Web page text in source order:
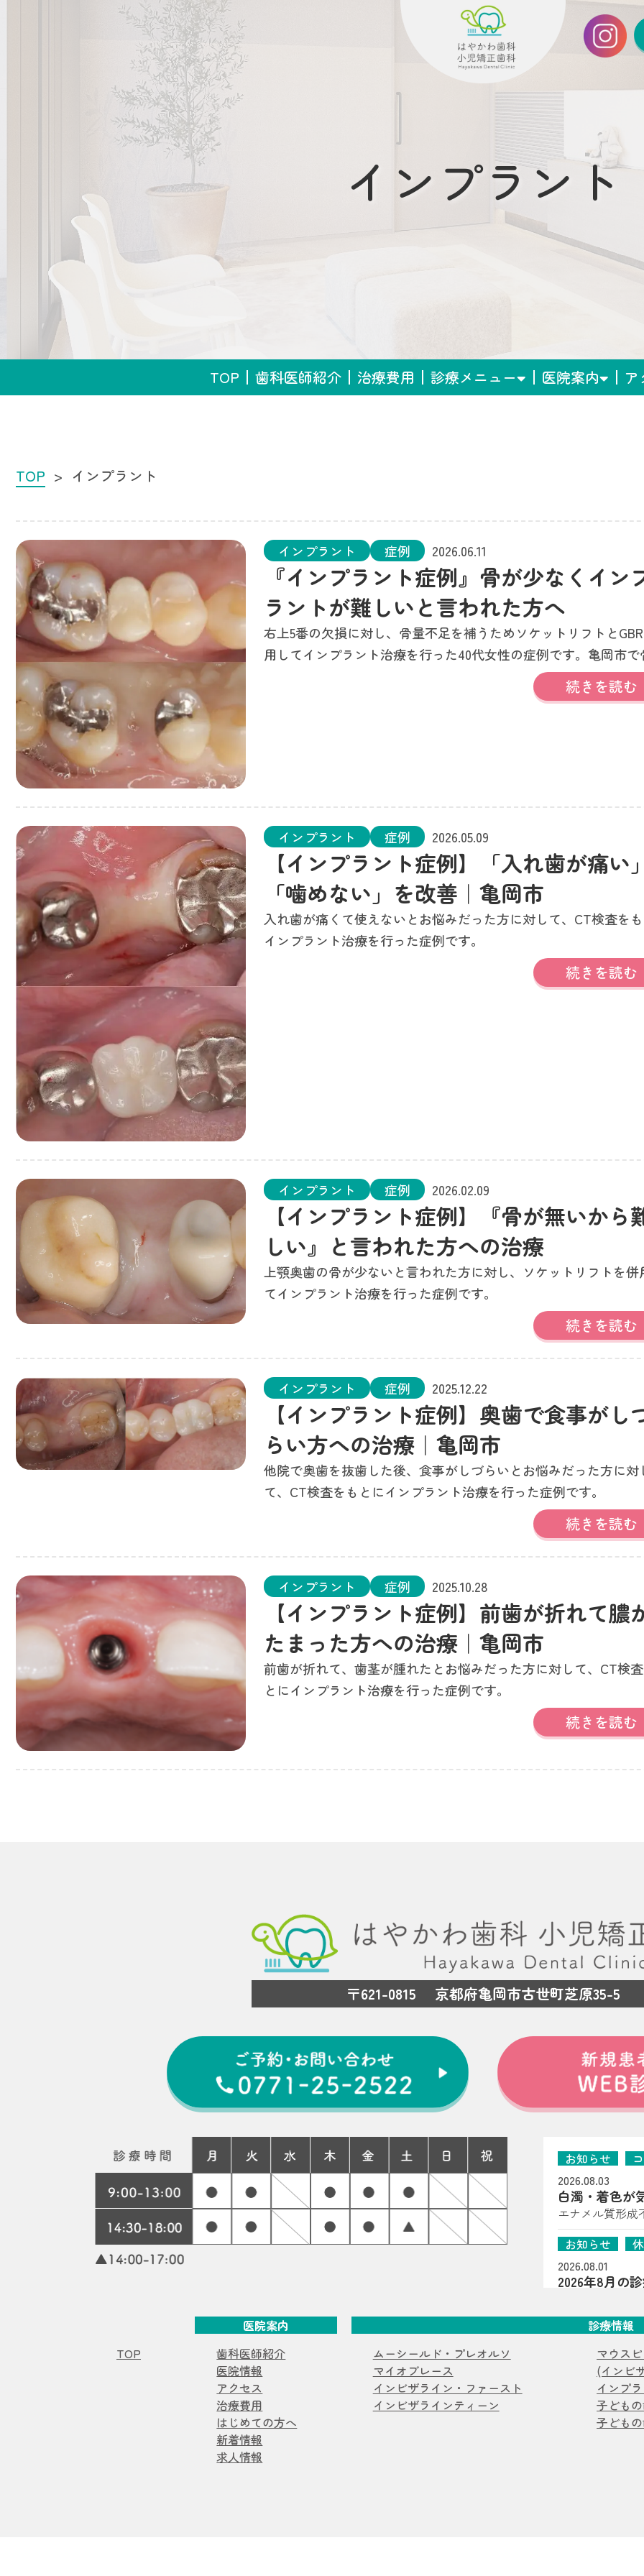
インプラント
TOP 歯科医師紹介 治療費用 診療メニュー 医院案内 ア
TOP インプラント
インプラント 症例 2026.06.11
『インプラント症例』骨が少なくイン
ラントが難しいと言われた方へ
右上5番の欠損に対し、骨量不足を補うためソケットリフトと
用してインプラント治療を行った40代女性の症例です。亀岡市で
少ない方のインプラント相談も承っています。
続きを読む
インプラント 症例 2026.05.09
【インプラント症例】「入れ歯が痛い
「噛めない」を改善｜亀岡市
入れ歯が痛くて使えないとお悩みだった方に対して、CT検査を
インプラント治療を行った症例です。
続きを読む
インプラント 症例 2026.02.09
【インプラント症例】『骨が無いから
しい』と言われた方への治療
上顎奥歯の骨が少ないと言われた方に対し、ソケットリフトを併
てインプラント治療を行った症例です。
続きを読む
インプラント 症例 2025.12.22
【インプラント症例】奥歯で食事がし
らい方への治療｜亀岡市
他院で奥歯を抜歯した後、食事がしづらいとお悩みだった方に対
て、CT検査をもとにインプラント治療を行った症例です。
続きを読む
インプラント 症例 2025.10.28
【インプラント症例】前歯が折れて膿
たまった方への治療｜亀岡市
前歯が折れて、歯茎が腫れたとお悩みだった方に対して、CT検
とにインプラント治療を行った症例です。
続きを読む
〒621-0815 京都府亀岡市古世町芝原35-5
お知らせ
2026.08.03
白濁・着色が
岡市の歯科医
エナメル質形
たら（子どもの
は、はやかわ歯
る」「一部だけ
――といった様
は、歯が顎の中
少なかったり、
生えてきた時
だけでなく、
徴です（乳歯
濁・着色・欠
ある見え方・
お知らせ
2026.08.01
2026年8月の
曜・祝日、8月
祭りを開催しま
マウスピース
2026.07.20
【マウスピ
抜歯ケース
過剰歯2本があ
介。小臼歯を
キャナーを用
お知らせ
TOP
医院案内
歯科医師紹介
医院情報
アクセス
治療費用
はじめての方へ
新着情報
求人情報
診療情報
ムーシールド・プレオルソ
マイオブレース
インビザライン・ファースト
インビザラインティーン
マウス
(インビ
インプ
子ども
子ども